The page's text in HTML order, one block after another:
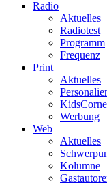
Radio
Aktuelles
Radiotest
Programm
Frequenz
Print
Aktuelles
Werbung
Web
Aktuelles
Kolumne